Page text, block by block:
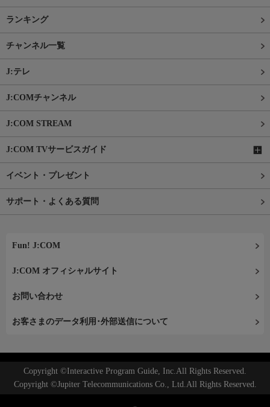
ランキング
チャンネル一覧
J:テレ
J:COMチャンネル
J:COM STREAM
J:COM TVサービスガイド
イベント・プレゼント
サポート・よくある質問
Fun! J:COM
J:COM オフィシャルサイト
お問い合わせ
お客さまのデータ利用･外部送信について
Copyright ©Interactive Program Guide, Inc.All Rights Reserved.
Copyright ©Jupiter Telecommunications Co., Ltd.All Rights Reserved.